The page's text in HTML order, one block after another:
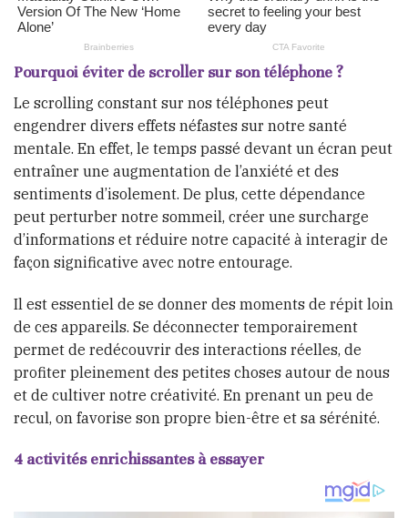
Pourquoi éviter de scroller sur son téléphone ?
Le scrolling constant sur nos téléphones peut
engendrer divers effets néfastes sur notre santé
mentale. En effet, le temps passé devant un écran peut
entraîner une augmentation de l’anxiété et des
sentiments d’isolement. De plus, cette dépendance
peut perturber notre sommeil, créer une surcharge
d’informations et réduire notre capacité à interagir de
façon significative avec notre entourage.
Il est essentiel de se donner des moments de répit loin
de ces appareils. Se déconnecter temporairement
permet de redécouvrir des interactions réelles, de
profiter pleinement des petites choses autour de nous
et de cultiver notre créativité. En prenant un peu de
recul, on favorise son propre bien-être et sa sérénité.
4 activités enrichissantes à essayer